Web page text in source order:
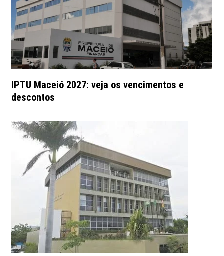
IPTU Maceió 2027: veja os vencimentos e
descontos